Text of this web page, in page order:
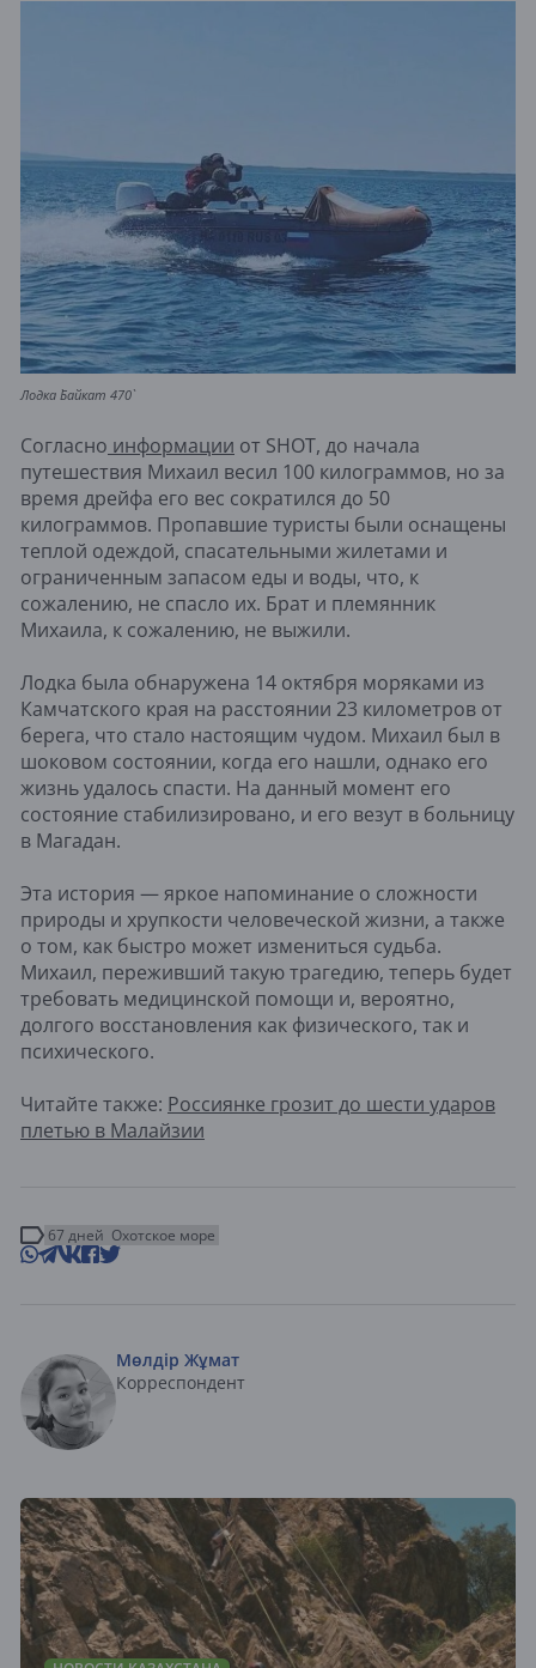
Лодка `Байкат 470`
Согласно информации от SHOT, до начала
путешествия Михаил весил 100 килограммов, но за
время дрейфа его вес сократился до 50
килограммов. Пропавшие туристы были оснащены
теплой одеждой, спасательными жилетами и
ограниченным запасом еды и воды, что, к
сожалению, не спасло их. Брат и племянник
Михаила, к сожалению, не выжили.
Лодка была обнаружена 14 октября моряками из
Камчатского края на расстоянии 23 километров от
берега, что стало настоящим чудом. Михаил был в
шоковом состоянии, когда его нашли, однако его
жизнь удалось спасти. На данный момент его
состояние стабилизировано, и его везут в больницу
в Магадан.
Эта история — яркое напоминание о сложности
природы и хрупкости человеческой жизни, а также
о том, как быстро может измениться судьба.
Михаил, переживший такую трагедию, теперь будет
требовать медицинской помощи и, вероятно,
долгого восстановления как физического, так и
психического.
Читайте также: Россиянке грозит до шести ударов
плетью в Малайзии
67 дней Охотское море
Мөлдір Жұмат
Корреспондент